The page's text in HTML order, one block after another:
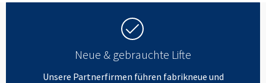
Neue & gebrauchte Lifte
Unsere Partnerfirmen führen fabrikneue und